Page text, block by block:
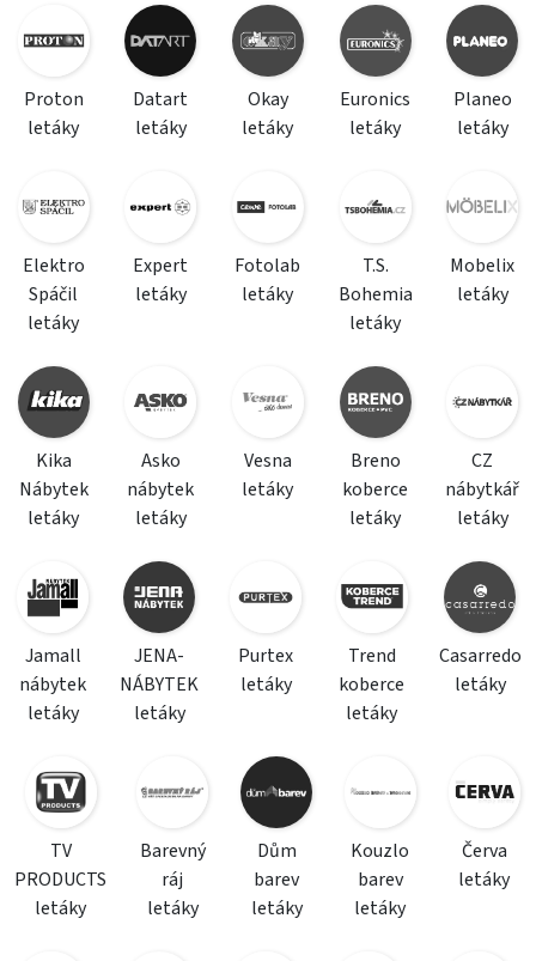
Proton
letáky
Datart
letáky
Okay
letáky
Euronics
letáky
Planeo
letáky
Elektro
Spáčil
letáky
Expert
letáky
Fotolab
letáky
T.S.
Bohemia
letáky
Mobelix
letáky
Kika
Nábytek
letáky
Asko
nábytek
letáky
Vesna
letáky
Breno
koberce
letáky
CZ
nábytkář
letáky
Jamall
nábytek
letáky
JENA-
NÁBYTEK
letáky
Purtex
letáky
Trend
koberce
letáky
Casarredo
letáky
TV
PRODUCTS
letáky
Barevný
ráj
letáky
Dům
barev
letáky
Kouzlo
barev
letáky
Červa
letáky